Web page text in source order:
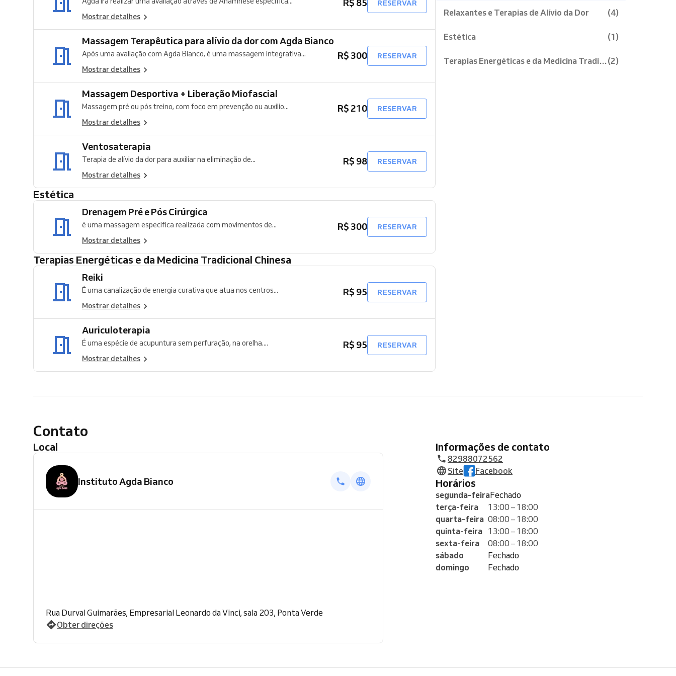
Mostrar detalhes
R$ 85 RESERVAR
Massagem Terapêutica para alívio da dor com Agda Bianco
Após uma avaliação com Agda Bianco, é uma massagem integrativa...
Mostrar detalhes
R$ 300 RESERVAR
Massagem Desportiva + Liberação Miofascial
Massagem pré ou pós treino, com foco em prevenção ou auxilio...
Mostrar detalhes
R$ 210 RESERVAR
Ventosaterapia
Terapia de alívio da dor para auxiliar na eliminação de...
Mostrar detalhes
R$ 98 RESERVAR
Estética
Drenagem Pré e Pós Cirúrgica
é uma massagem específica realizada com movimentos de...
Mostrar detalhes
R$ 300 RESERVAR
Terapias Energéticas e da Medicina Tradicional Chinesa
Reiki
É uma canalização de energia curativa que atua nos centros...
Mostrar detalhes
R$ 95 RESERVAR
Auriculoterapia
É uma espécie de acupuntura sem perfuração, na orelha....
Mostrar detalhes
R$ 95 RESERVAR
Relaxantes e Terapias de Alívio da Dor (4)
Estética (1)
Terapias Energéticas e da Medicina Tradicional Chinesa
(2)
Contato
Local
Instituto Agda Bianco
Rua Durval Guimarães, Empresarial Leonardo da Vinci, sala 203, Ponta Verde
Obter direções
Informações de contato
82988072562
Site
Facebook
Horários
segunda-feiraFechado
terça-feira
13:00 – 18:00
quarta-feira 08:00 – 18:00
quinta-feira 13:00 – 18:00
sexta-feira
08:00 – 18:00
sábado
Fechado
domingo
Fechado